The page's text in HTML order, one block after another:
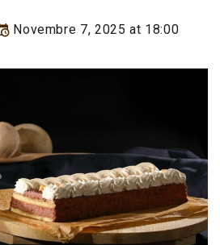
Novembre 7, 2025 at 18:00